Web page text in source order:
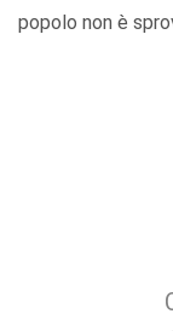
popolo non è